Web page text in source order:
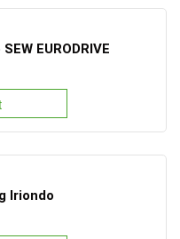
EURODRIVE
Iriondo